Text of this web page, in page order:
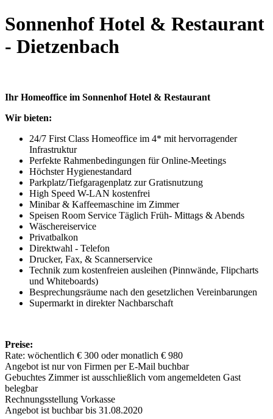
Sonnenhof Hotel & Restaurant
- Dietzenbach
Ihr Homeoffice im Sonnenhof Hotel & Restaurant
Wir bieten:
24/7 First Class Homeoffice im 4* mit hervorragender
Infrastruktur
Perfekte Rahmenbedingungen für Online-Meetings
Höchster Hygienestandard
Parkplatz/Tiefgaragenplatz zur Gratisnutzung
High Speed W-LAN kostenfrei
Minibar & Kaffeemaschine im Zimmer
Speisen Room Service Täglich Früh- Mittags & Abends
Wäschereiservice
Privatbalkon
Direktwahl - Telefon
Drucker, Fax, & Scannerservice
Technik zum kostenfreien ausleihen (Pinnwände, Flipcharts
und Whiteboards)
Besprechungsräume nach den gesetzlichen Vereinbarungen
Supermarkt in direkter Nachbarschaft
Preise:
Rate: wöchentlich € 300 oder monatlich € 980
Angebot ist nur von Firmen per E-Mail buchbar
Gebuchtes Zimmer ist ausschließlich vom angemeldeten Gast
belegbar
Rechnungsstellung Vorkasse
Angebot ist buchbar bis 31.08.2020